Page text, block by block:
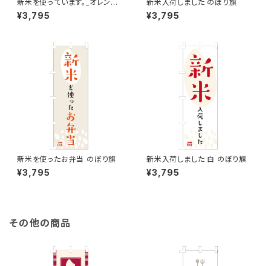
新米を使っています。_オレン
ジ のぼり旗
¥3,795
新米入荷しました のぼり旗
¥3,795
新米を使ったお弁当 のぼり旗
¥3,795
新米入荷しました 白 のぼり旗
¥3,795
その他の商品